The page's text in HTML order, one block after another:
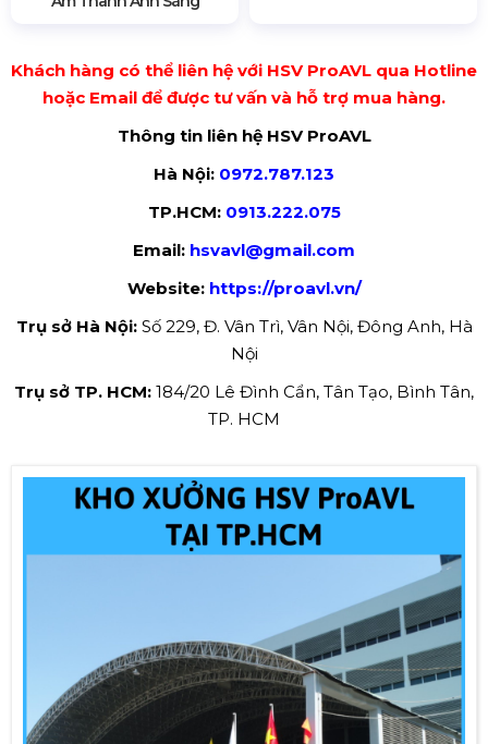
Khách hàng có thể liên hệ với HSV ProAVL qua Hotline
hoặc Email để được tư vấn và hỗ trợ mua hàng.
Thông tin liên hệ HSV ProAVL
Hà Nội: 0972.787.123
TP.HCM: 0913.222.075
Email: hsvavl@gmail.com
Website: https://proavl.vn/
Trụ sở Hà Nội:Số 229, Đ. Vân Trì, Vân Nội, Đông Anh, Hà
Nội
Trụ sở TP. HCM: 184/20 Lê Đình Cẩn, Tân Tạo, Bình Tân,
TP. HCM